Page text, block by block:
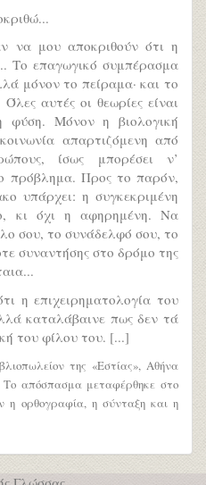
να μου αποκριθούν ότι η
Το επαγωγικό συμπέρασμα
μόνον το πείραμα· και το
αυτές οι θεωρίες είναι
φύση. Μόνον η βιολογική
απαρτιζόμενη από
ίσως μπορέσει ν’
πρόβλημα. Προς το παρόν,
υπάρχει: η συγκεκριμένη
κι όχι η αφηρημένη. Να
σου, το συνάδελφό σου, το
συναντήσης στο δρόμο της
η επιχειρηματολογία του
καταλάβαινε πως δεν τά
του φίλου του. [...]
της «Εστίας», Αθήνα
Το απόσπασμα μεταφέρθηκε στο
η ορθογραφία, η σύνταξη και η